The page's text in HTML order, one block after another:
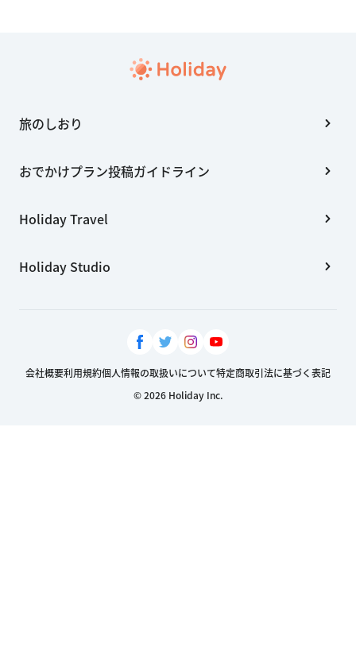
旅のしおり
おでかけプラン投稿ガイドライン
Holiday Travel
Holiday Studio
会社概要利用規約個人情報の取扱いについて特定商取引法に基づく表記
© 2026 Holiday Inc.